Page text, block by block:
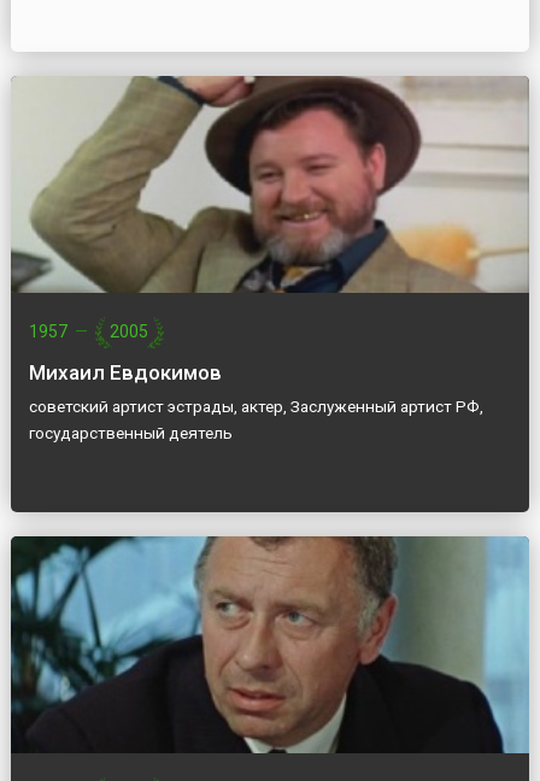
1957 — 2005
Михаил Евдокимов
советский артист эстрады, актер, Заслуженный артист РФ,
государственный деятель